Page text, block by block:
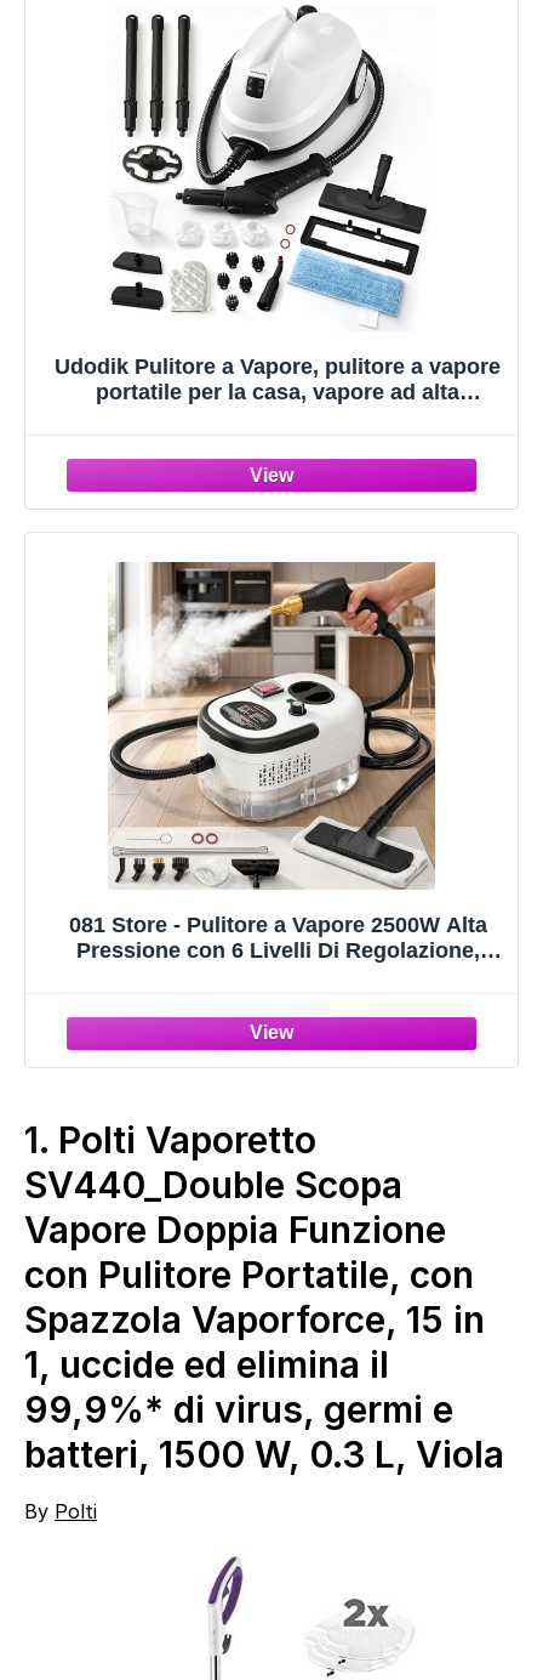
Udodik Pulitore a Vapore, pulitore a vapore
portatile per la casa, vapore ad alta
e cucina
081 Store - Pulitore a Vapore 2500W Alta
Pressione con 6 Livelli Di Regolazione,
Pulizia Casa, Cucina, Bagno, Divani
1. Polti Vaporetto
SV440_Double Scopa
Vapore Doppia Funzione
con Pulitore Portatile, con
Spazzola Vaporforce, 15 in
1, uccide ed elimina il
99,9%* di virus, germi e
batteri, 1500 W, 0.3 L, Viola
By Polti